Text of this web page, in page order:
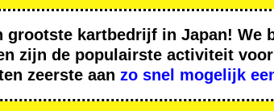
grootste kartbedrijf in Japan! We
zijn de populairste activiteit
zeerste aan zo snel mogelijk